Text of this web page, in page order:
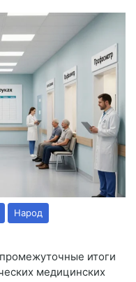
Народ
итоги
медицинских